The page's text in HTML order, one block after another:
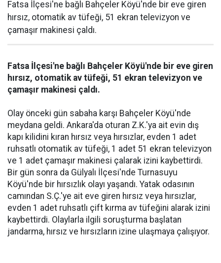
Fatsa İlçesi'ne bağlı Bahçeler Köyü'nde bir eve giren
hırsız, otomatik av tüfeği, 51 ekran televizyon ve
çamaşır makinesi çaldı.
Fatsa İlçesi'ne bağlı Bahçeler Köyü'nde bir eve giren
hırsız, otomatik av tüfeği, 51 ekran televizyon ve
çamaşır makinesi çaldı.
Olay önceki gün sabaha karşı Bahçeler Köyü'nde
meydana geldi. Ankara'da oturan Z.K.'ya ait evin dış
kapı kilidini kıran hırsız veya hırsızlar, evden 1 adet
ruhsatlı otomatik av tüfeği, 1 adet 51 ekran televizyon
ve 1 adet çamaşır makinesi çalarak izini kaybettirdi.
Bir gün sonra da Gülyalı İlçesi'nde Turnasuyu
Köyü'nde bir hırsızlık olayı yaşandı. Yatak odasının
camından S.Ç.'ye ait eve giren hırsız veya hırsızlar,
evden 1 adet ruhsatlı çift kırma av tüfeğini alarak izini
kaybettirdi. Olaylarla ilgili soruşturma başlatan
jandarma, hırsız ve hırsızların izine ulaşmaya çalışıyor.